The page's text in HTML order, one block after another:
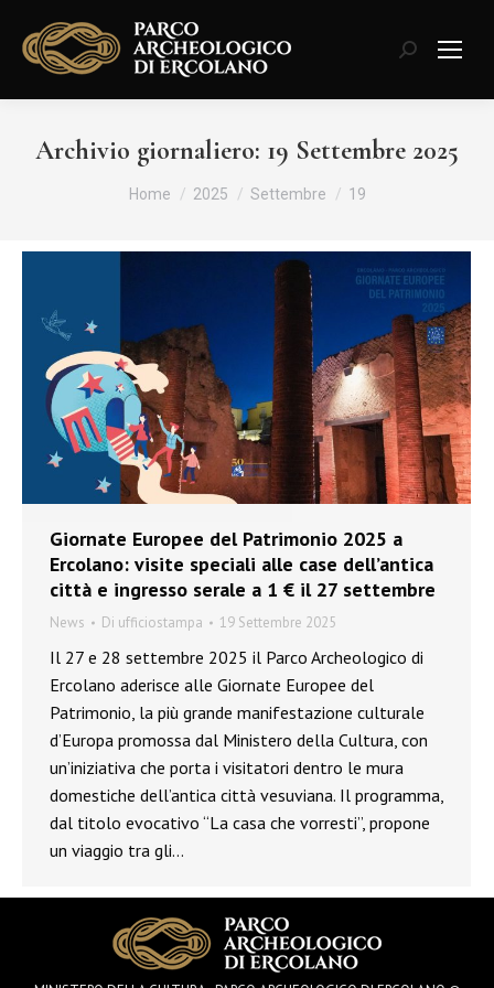
Cerca:
Archivio giornaliero: 19 Settembre 2025
Tu sei qui:
Home 2025 Settembre 19
Giornate Europee del Patrimonio 2025 a
Ercolano: visite speciali alle case dell’antica
città e ingresso serale a 1 € il 27 settembre
News Di ufficiostampa 19 Settembre 2025
Il 27 e 28 settembre 2025 il Parco Archeologico di
Ercolano aderisce alle Giornate Europee del
Patrimonio, la più grande manifestazione culturale
d’Europa promossa dal Ministero della Cultura, con
un’iniziativa che porta i visitatori dentro le mura
domestiche dell’antica città vesuviana. Il programma,
dal titolo evocativo “La casa che vorresti”, propone
un viaggio tra gli…